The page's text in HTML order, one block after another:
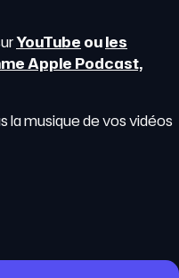
YouTube oules
Apple Podcast,
la musique de vos vidéos